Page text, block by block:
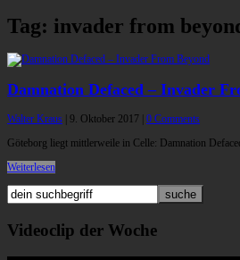
Tag: invader from
Damnation Defaced – Invader
Walter Kraus 9. Oktober 2017 0 Comments
Göteborg liegt mittlerweile in Celle: Damnation
Weiterlesen
Videoclip der Woche